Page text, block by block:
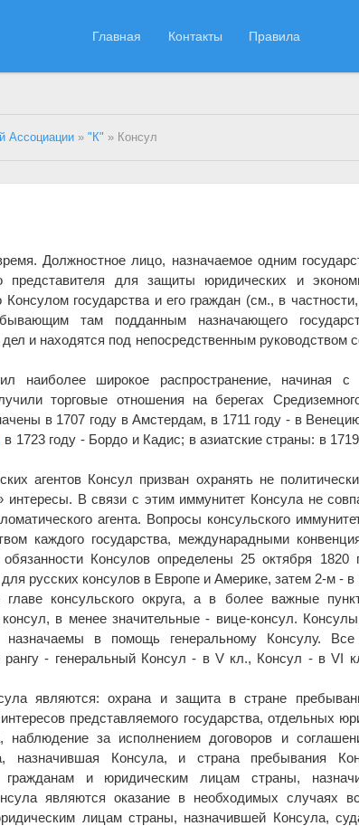
Главная Контакты Правила
Ассоциации »"К" » Консул
Должностное лицо, назначаемое одним
представителя для защиты юридических и
Консулом государства и его граждан (см., в
там подданным назначающего
и находятся под непосредственным руководством
наиболее широкое распространение, начиная
торговые отношения на берегах
в 1707 году в Амстердам, в 1711 году - в
в 1723 году - Бордо и Кадис; в азиатские страны: в
агентов Консул призван охранять не
интересы. В связи с этим иммунитет Консула не
агента. Вопросы консульского
каждого государства, междунарадными
Консулов определены 25 октября 1820
русских консулов в Европе и Америке, затем 2-м - в
консульского округа, а в более важные
консул, в менее значительные - вице-консул.
назначаемы в помощь генеральному Консулу.
рангу - генеральный Консул - в V кл., Консул - в VI
являются: охрана и защита в стране
представляемого государства, отдельных
наблюдение за исполнением договоров и
назначившая Консула, и страна пребывания
гражданам и юридическим лицам страны,
являются оказание в необходимых случаях
лицам страны, назначившей Консула,